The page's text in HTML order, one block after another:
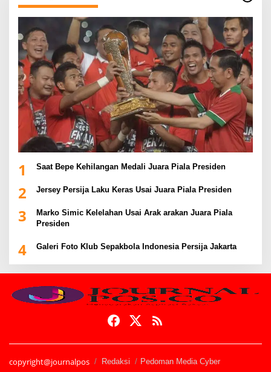
1 Saat Bepe Kehilangan Medali Juara Piala Presiden
2 Jersey Persija Laku Keras Usai Juara Piala Presiden
3
Marko Simic Kelelahan Usai Arak arakan Juara Piala
Presiden
4 Galeri Foto Klub Sepakbola Indonesia Persija Jakarta
copyright@journalpos Redaksi Pedoman Media Cyber